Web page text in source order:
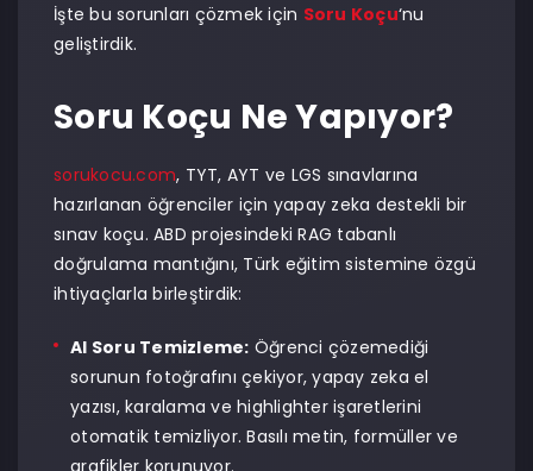
İşte bu sorunları çözmek için Soru Koçu‘nu
geliştirdik.
Soru Koçu Ne Yapıyor?
sorukocu.com, TYT, AYT ve LGS sınavlarına
hazırlanan öğrenciler için yapay zeka destekli bir
sınav koçu. ABD projesindeki RAG tabanlı
doğrulama mantığını, Türk eğitim sistemine özgü
ihtiyaçlarla birleştirdik:
AI Soru Temizleme: Öğrenci çözemediği
sorunun fotoğrafını çekiyor, yapay zeka el
yazısı, karalama ve highlighter işaretlerini
otomatik temizliyor. Basılı metin, formüller ve
grafikler korunuyor.